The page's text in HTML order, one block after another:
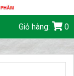
Giỏ hàng: 0